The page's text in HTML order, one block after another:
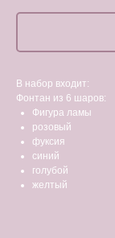
В набор входит:
Фонтан из 6 шаров:
Фигура ламы
розовый
фуксия
синий
голубой
желтый